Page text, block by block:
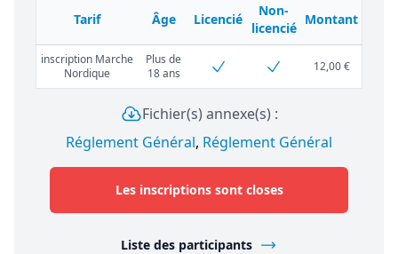
Tarif Âge Licencié
Non-
licencié
Montant
inscription Marche
Nordique
Plus de
18 ans
12,00 €
Fichier(s) annexe(s) :
Réglement Général, Réglement Général
Les inscriptions sont closes
Liste des participants